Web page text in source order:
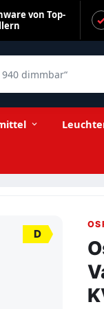
von Top-
D
E40 KVG AC 220-